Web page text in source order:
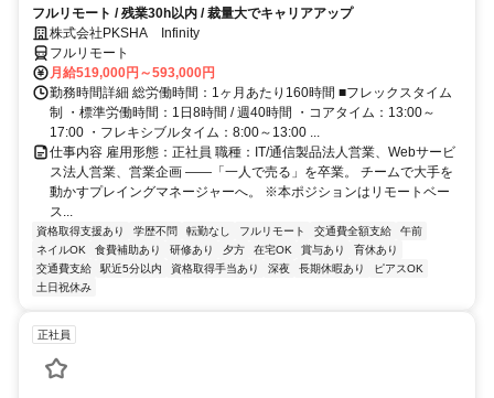
フルリモート / 残業30h以内 / 裁量大でキャリアアップ
株式会社PKSHA Infinity
フルリモート
月給519,000円～593,000円
勤務時間詳細 総労働時間：1ヶ月あたり160時間 ■フレックスタイム
制 ・標準労働時間：1日8時間 / 週40時間 ・コアタイム：13:00～
17:00 ・フレキシブルタイム：8:00～13:00 ...
仕事内容 雇用形態：正社員 職種：IT/通信製品法人営業、Webサービ
ス法人営業、営業企画 ――「一人で売る」を卒業。 チームで大手を
動かすプレイングマネージャーへ。 ※本ポジションはリモートベー
ス...
資格取得支援あり 学歴不問 転勤なし フルリモート 交通費全額支給
午前
ネイルOK
食費補助あり 研修あり 夕方 在宅OK 賞与あり
育休あり
交通費支給
駅近5分以内 資格取得手当あり 深夜 長期休暇あり
ピアスOK
土日祝休み
正社員